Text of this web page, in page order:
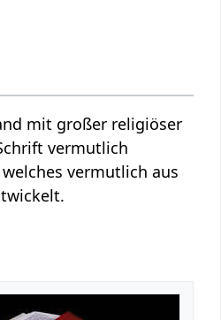
mit großer religiöser
vermutlich
vermutlich aus